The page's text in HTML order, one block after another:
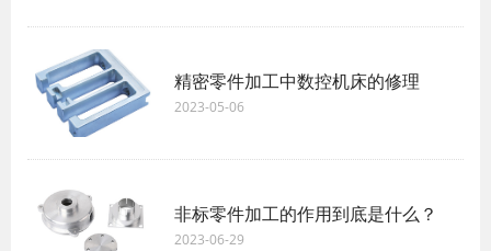
精密零件加工中数控机床的修理
2023-05-06
非标零件加工的作用到底是什么？
2023-06-29